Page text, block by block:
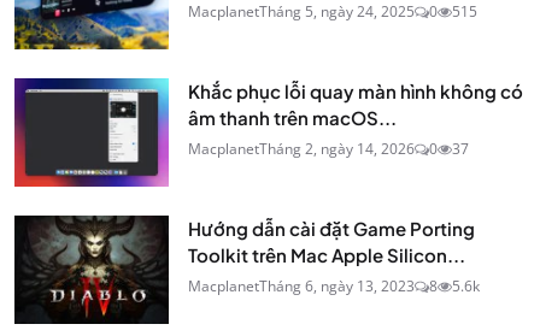
MacplanetTháng 5, ngày 24, 2025 0 515
Khắc phục lỗi quay màn hình không có
âm thanh trên macOS...
MacplanetTháng 2, ngày 14, 2026 0 37
Hướng dẫn cài đặt Game Porting
Toolkit trên Mac Apple Silicon...
MacplanetTháng 6, ngày 13, 2023 8 5.6k